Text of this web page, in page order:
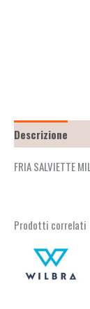
Descrizione
FRIA SALVIETTE
Prodotti correlati